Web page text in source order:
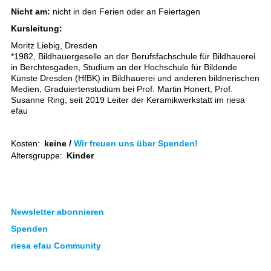
Nicht am: nicht in den Ferien oder an Feiertagen
Kursleitung:
Moritz Liebig, Dresden
*1982, Bildhauergeselle an der Berufsfachschule für Bildhauerei
in Berchtesgaden, Studium an der Hochschule für Bildende
Künste Dresden (HfBK) in Bildhauerei und anderen bildnerischen
Medien, Graduiertenstudium bei Prof. Martin Honert, Prof.
Susanne Ring, seit 2019 Leiter der Keramikwerkstatt im riesa
efau
Kosten: keine / Wir freuen uns über Spenden!
Altersgruppe: Kinder
Newsletter abonnieren
Spenden
riesa efau Community